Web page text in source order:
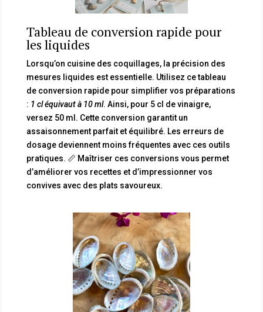
Tableau de conversion rapide pour
les liquides
Lorsqu’on cuisine des coquillages, la précision des
mesures liquides est essentielle. Utilisez ce tableau
de conversion rapide pour simplifier vos préparations
: 1 cl équivaut à 10 ml. Ainsi, pour 5 cl de vinaigre,
versez 50 ml. Cette conversion garantit un
assaisonnement parfait et équilibré. Les erreurs de
dosage deviennent moins fréquentes avec ces outils
pratiques. 📏 Maîtriser ces conversions vous permet
d’améliorer vos recettes et d’impressionner vos
convives avec des plats savoureux.